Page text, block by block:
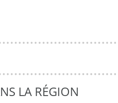
LA RÉGION